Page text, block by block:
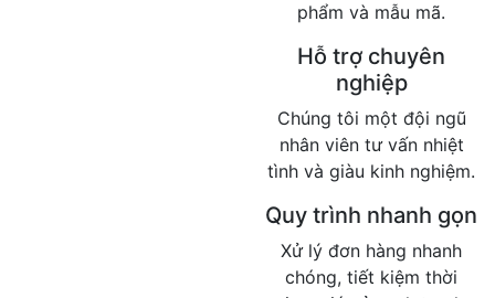
phẩm và mẫu mã.
Hỗ trợ chuyên
nghiệp
Chúng tôi một đội ngũ
nhân viên tư vấn nhiệt
tình và giàu kinh nghiệm.
Quy trình nhanh gọn
Xử lý đơn hàng nhanh
chóng, tiết kiệm thời